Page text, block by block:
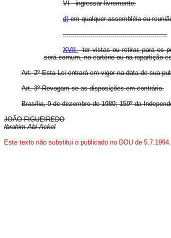
VI - ingressar livremente:
d)em qualquer assembléia ou
....................................................
XVII- ter vistas ou retirar, para os
será comum, no cartório ou na repartição
Art. 2º Esta Lei entrará em vigor na data de sua
Art. 3º Revogam-se as disposições em contrário.
Brasília, 9 de dezembro de 1980;159º da
JOÃO FIGUEIREDO
Ibrahim Abi-Ackel
Este texto não substitui o publicado no DOU de 5.7.1994.